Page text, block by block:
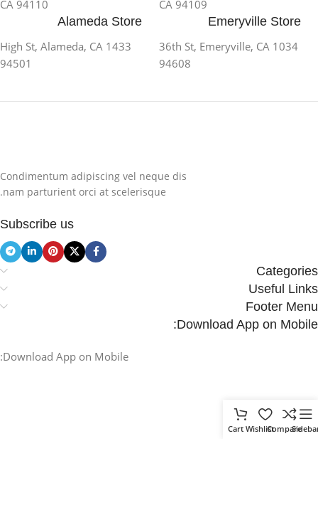
CA 94109
CA 94110
Emeryville Store
1034 36th St, Emeryville, CA
94608
Alameda Store
1433 High St, Alameda, CA
94501
Condimentum adipiscing vel neque dis
nam parturient orci at scelerisque.
Subscribe us
Categories
Useful Links
Footer Menu
Download App on Mobile:
Download App on Mobile:
Compare
Wishlist
Cart